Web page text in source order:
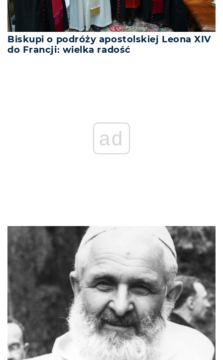
Biskupi o podróży apostolskiej Leona XIV
do Francji: wielka radość
ad